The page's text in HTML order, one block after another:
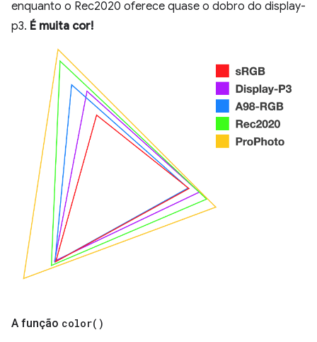
enquanto o Rec2020 oferece quase o dobro do display-
p3. É muita cor!
A função color( )